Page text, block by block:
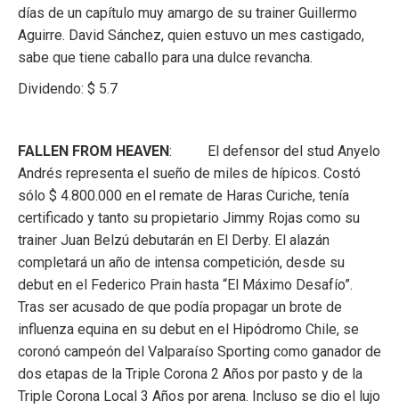
días de un capítulo muy amargo de su trainer Guillermo
Aguirre. David Sánchez, quien estuvo un mes castigado,
sabe que tiene caballo para una dulce revancha.
Dividendo: $ 5.7
FALLEN FROM HEAVEN: El defensor del stud Anyelo
Andrés representa el sueño de miles de hípicos. Costó
sólo $ 4.800.000 en el remate de Haras Curiche, tenía
certificado y tanto su propietario Jimmy Rojas como su
trainer Juan Belzú debutarán en El Derby. El alazán
completará un año de intensa competición, desde su
debut en el Federico Prain hasta “El Máximo Desafío”.
Tras ser acusado de que podía propagar un brote de
influenza equina en su debut en el Hipódromo Chile, se
coronó campeón del Valparaíso Sporting como ganador de
dos etapas de la Triple Corona 2 Años por pasto y de la
Triple Corona Local 3 Años por arena. Incluso se dio el lujo